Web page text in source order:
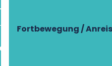
Fortbewegung /
komme ich an?